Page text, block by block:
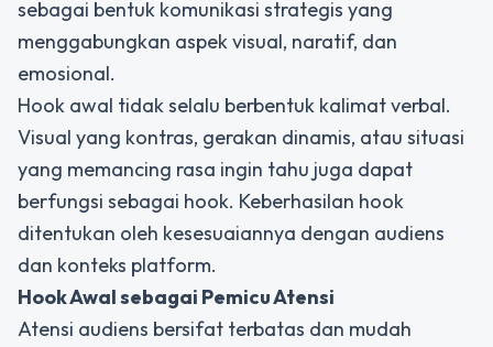
sebagai bentuk komunikasi strategis yang
menggabungkan aspek visual, naratif, dan
emosional.
Hook awal tidak selalu berbentuk kalimat verbal.
Visual yang kontras, gerakan dinamis, atau situasi
yang memancing rasa ingin tahu juga dapat
berfungsi sebagai hook. Keberhasilan hook
ditentukan oleh kesesuaiannya dengan audiens
dan konteks platform.
Hook Awal sebagai Pemicu Atensi
Atensi audiens bersifat terbatas dan mudah